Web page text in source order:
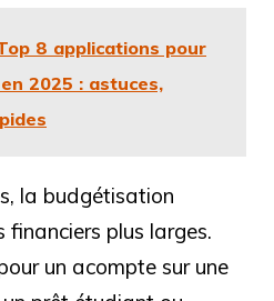
8 applications pour
2025 : astuces,
la budgétisation
plus larges.
un acompte sur une